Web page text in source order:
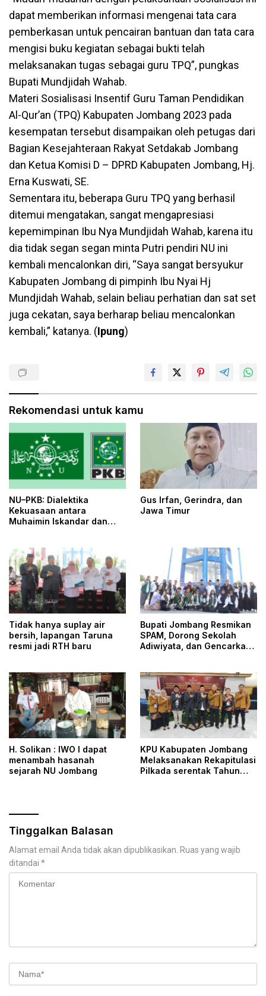
dapat memberikan informasi mengenai tata cara
pemberkasan untuk pencairan bantuan dan tata cara
mengisi buku kegiatan sebagai bukti telah
melaksanakan tugas sebagai guru TPQ”, pungkas
Bupati Mundjidah Wahab.
Materi Sosialisasi Insentif Guru Taman Pendidikan
Al-Qur’an (TPQ) Kabupaten Jombang 2023 pada
kesempatan tersebut disampaikan oleh petugas dari
Bagian Kesejahteraan Rakyat Setdakab Jombang
dan Ketua Komisi D – DPRD Kabupaten Jombang, Hj.
Erna Kuswati, SE.
Sementara itu, beberapa Guru TPQ yang berhasil
ditemui mengatakan, sangat mengapresiasi
kepemimpinan Ibu Nya Mundjidah Wahab, karena itu
dia tidak segan segan minta Putri pendiri NU ini
kembali mencalonkan diri, “Saya sangat bersyukur
Kabupaten Jombang di pimpinh Ibu Nyai Hj
Mundjidah Wahab, selain beliau perhatian dan sat set
juga cekatan, saya berharap beliau mencalonkan
kembali,” katanya. (Ipung)
Rekomendasi untuk kamu
NU–PKB: Dialektika
Kekuasaan antara
Muhaimin Iskandar dan
Gus Irfan, Gerindra, dan
Jawa Timur
Tidak hanya suplay air
bersih, lapangan Taruna
resmi jadi RTH baru
Bupati Jombang Resmikan
SPAM, Dorong Sekolah
Adiwiyata, dan Gencarkan
H. Solikan : IWO I dapat
menambah hasanah
sejarah NU Jombang
KPU Kabupaten Jombang
Melaksanakan Rekapitulasi
Pilkada serentak Tahun
Tinggalkan Balasan
Alamat email Anda tidak akan dipublikasikan. Ruas yang wajib
ditandai *